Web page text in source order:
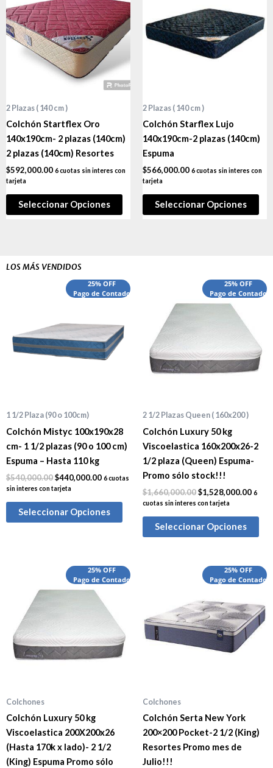
2 Plazas ( 140 cm )
Colchón Startflex Oro
140x190cm- 2 plazas (140cm)
2 plazas (140cm) Resortes
$592,000.00 6 cuotas sin interes con
tarjeta
Seleccionar Opciones
2 Plazas ( 140 cm )
Colchón Starflex Lujo
140x190cm-2 plazas (140cm)
Espuma
$566,000.00 6 cuotas sin interes con
tarjeta
Seleccionar Opciones
LOS MÁS VENDIDOS
25% OFF
Pago de Contado
1 1/2 Plaza (90 o 100cm)
Colchón Mistyc 100x190x28
cm- 1 1/2 plazas (90 o 100 cm)
Espuma – Hasta 110 kg
$540,000.00
precio
$540,000.00.
$440,000.00
El
precio
$440,000.00.
6 cuotas
sin interes con tarjeta
Seleccionar Opciones
25% OFF
Pago de Contado
2 1/2 Plazas Queen ( 160x200 )
Colchón Luxury 50 kg
Viscoelastica 160x200x26-2
1/2 plaza (Queen) Espuma-
Promo sólo stock!!!
$1,660,000.00
El
precio
original
$1,660,000.00.
$1,528,000.00
El
6
cuotas sin interes con tarjeta
Seleccionar Opciones
25% OFF
Pago de Contado
Colchones
Colchón Luxury 50 kg
Viscoelastica 200X200x26
(Hasta 170k x lado)- 2 1/2
(King) Espuma Promo sólo
El
precio
original
$2,065,000.00.
El
precio
$1,905,000.00.
25% OFF
Pago de Contado
Colchones
Colchón Serta New York
200×200 Pocket-2 1/2 (King)
Resortes Promo mes de
Julio!!!
El
precio
era:
$2,850,000.00.
El